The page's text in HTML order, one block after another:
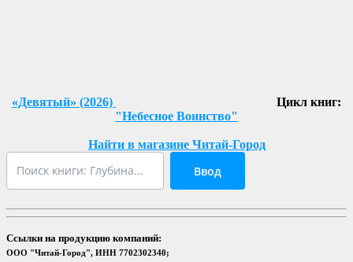
«Девятый» (2026)
Цикл книг:
"Небесное Воинство"
Найти в магазине Читай-Город
Ввод
Ссылки на продукцию компаний:
ООО "Читай-Город", ИНН 7702302340;